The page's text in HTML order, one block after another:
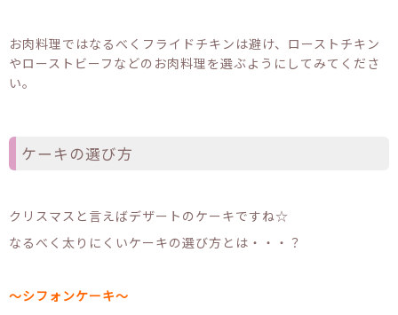
お肉料理ではなるべくフライドチキンは避け、ローストチキン
やローストビーフなどのお肉料理を選ぶようにしてみてくださ
い。
ケーキの選び方
クリスマスと言えばデザートのケーキですね☆
なるべく太りにくいケーキの選び方とは・・・？
～シフォンケーキ～